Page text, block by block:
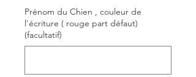
Prénom du Chien , couleur de
l'écriture ( rouge part défaut)
(facultatif)